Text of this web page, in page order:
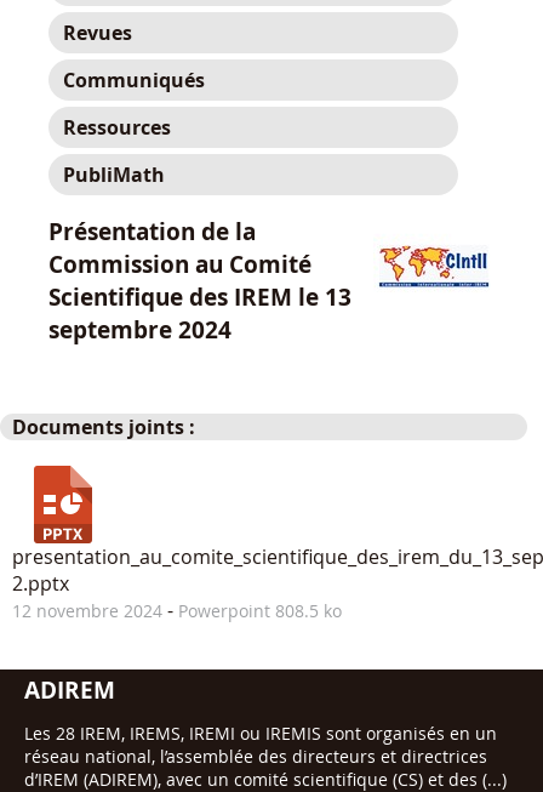
Revues
Communiqués
Ressources
PubliMath
Présentation de la
Commission au Comité
Scientifique des IREM le 13
septembre 2024
Documents joints :
2.pptx
12 novembre 2024 - Powerpoint 808.5 ko
ADIREM
Les 28 IREM, IREMS, IREMI ou IREMIS sont organisés en un
réseau national, l’assemblée des directeurs et directrices
d’IREM (ADIREM), avec un comité scientifique (CS) et des (...)